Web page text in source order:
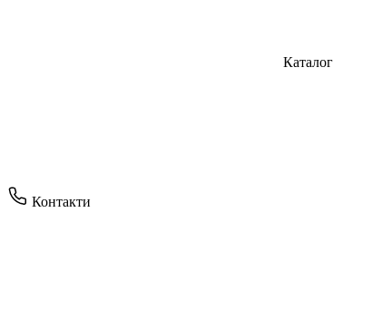
Каталог
Контакти